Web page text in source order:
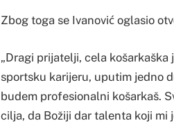
Zbog toga se Ivanović oglasio
„Dragi prijatelji, cela
sportsku karijeru, uputim jedno
budem profesionalni košarkaš.
cilja, da Božiji dar talenta koji mi